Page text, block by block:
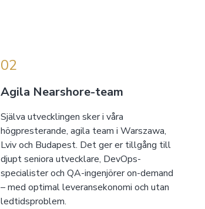
02
Agila Nearshore-team
Själva utvecklingen sker i våra
högpresterande, agila team i Warszawa,
Lviv och Budapest. Det ger er tillgång till
djupt seniora utvecklare, DevOps-
specialister och QA-ingenjörer on-demand
– med optimal leveransekonomi och utan
ledtidsproblem.